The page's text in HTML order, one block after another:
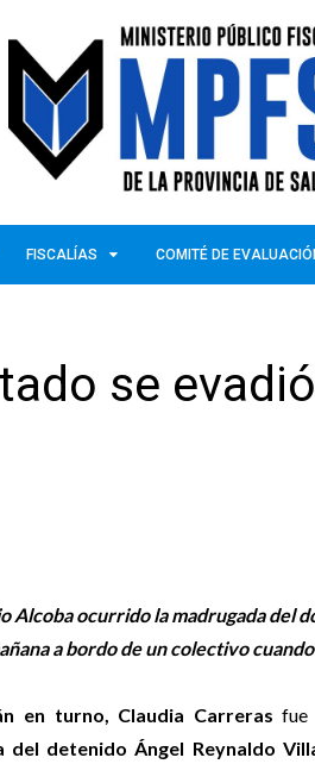
FISCALÍAS COMITÉ DE
se
Alcoba ocurrido la madrugada del
a bordo de un colectivo
en turno, Claudia Carreras fue
del detenido Ángel Reynaldo